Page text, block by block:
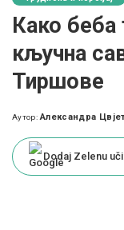
Како беба
кључна
Тиршове
Posted
Аутор: Александра
Dodaj Zelenu